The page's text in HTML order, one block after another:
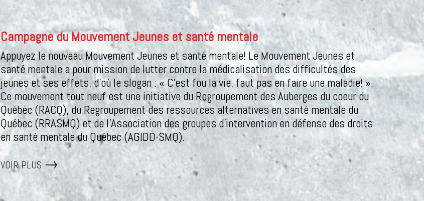
Campagne du Mouvement Jeunes et santé mentale
Appuyez le nouveau Mouvement Jeunes et santé mentale! Le Mouvement Jeunes et
santé mentale a pour mission de lutter contre la médicalisation des difficultés des
jeunes et ses effets, d’où le slogan : « C’est fou la vie, faut pas en faire une maladie! ».
Ce mouvement tout neuf est une initiative du Regroupement des Auberges du coeur du
Québec (RACQ), du Regroupement des ressources alternatives en santé mentale du
Québec (RRASMQ) et de l'Association des groupes d’intervention en défense des droits
en santé mentale du Québec (AGIDD-SMQ).
VOIR PLUS